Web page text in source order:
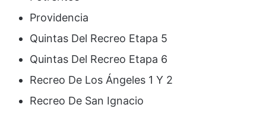
Providencia
Quintas Del Recreo Etapa 5
Quintas Del Recreo Etapa 6
Recreo De Los Ángeles 1 Y 2
Recreo De San Ignacio